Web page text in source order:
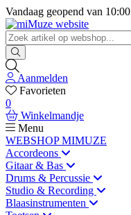
Vandaag geopend van 10:00
Aanmelden
Favorieten
0
Winkelmandje
Menu
WEBSHOP MIMUZE
Accordeons
Gitaar & Bas
Drums & Percussie
Studio & Recording
Blaasinstrumenten